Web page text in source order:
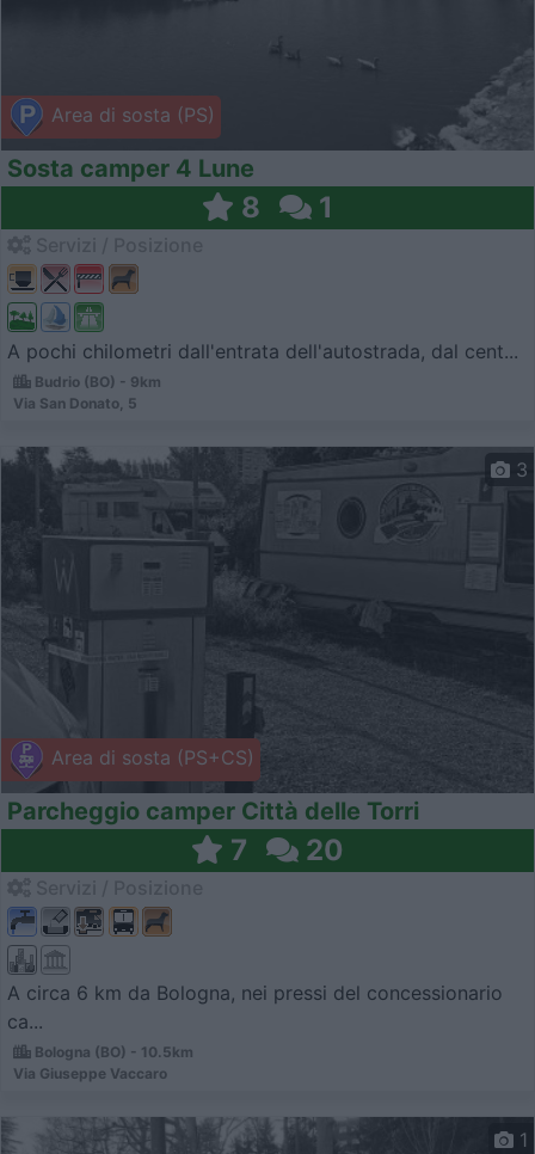
Area di sosta (PS)
Sosta camper 4 Lune
8 1
A pochi chilometri dall'entrata dell'autostrada, dal cent...
Budrio (BO) - 9km
Via San Donato, 5
Area di sosta (PS+CS)
3
Parcheggio camper Città delle Torri
7 20
A circa 6 km da Bologna, nei pressi del concessionario
ca...
Bologna (BO) - 10.5km
Via Giuseppe Vaccaro
1